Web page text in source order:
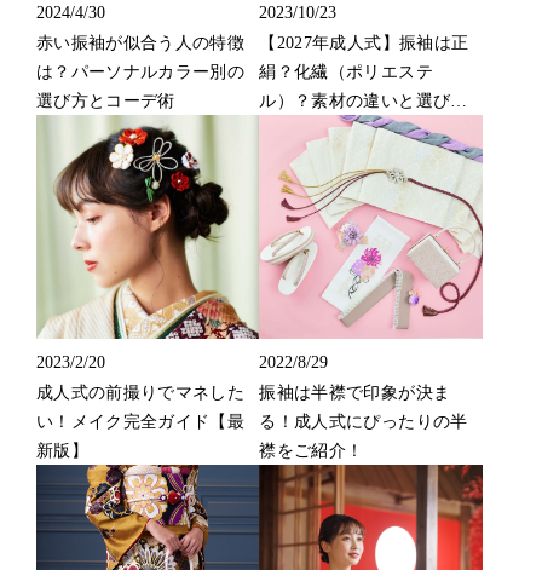
2024/4/30
赤い振袖が似合う人の特徴
は？パーソナルカラー別の
選び方とコーデ術
2023/10/23
【2027年成人式】振袖は正
絹？化繊（ポリエステ
ル）？素材の違いと選び方
を徹底解説
2023/2/20
成人式の前撮りでマネした
い！メイク完全ガイド【最
新版】
2022/8/29
振袖は半襟で印象が決ま
る！成人式にぴったりの半
襟をご紹介！